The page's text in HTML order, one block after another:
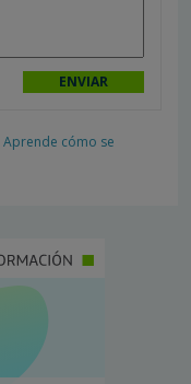
Aprende cómo se